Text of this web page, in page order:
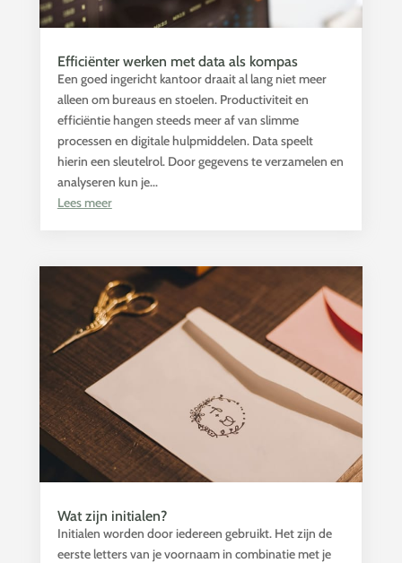
Efficiënter werken met data als kompas
Een goed ingericht kantoor draait al lang niet meer
alleen om bureaus en stoelen. Productiviteit en
efficiëntie hangen steeds meer af van slimme
processen en digitale hulpmiddelen. Data speelt
hierin een sleutelrol. Door gegevens te verzamelen en
analyseren kun je...
Lees meer
Wat zijn initialen?
Initialen worden door iedereen gebruikt. Het zijn de
eerste letters van je voornaam in combinatie met je